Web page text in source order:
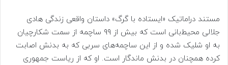
مستند دراماتیک «ایستاده با گرگ» داستان واقعی زندگی هادی
جلالی محیط‌بانی است که بیش از ۹۹ ساچمه از سمت شکارچیان
به او شلیک شده و از این ساچمه‌های سربی که به بدنش اصابت
کرده همچنان در بدنش ماندگار است. او که از ریاست جمهوری